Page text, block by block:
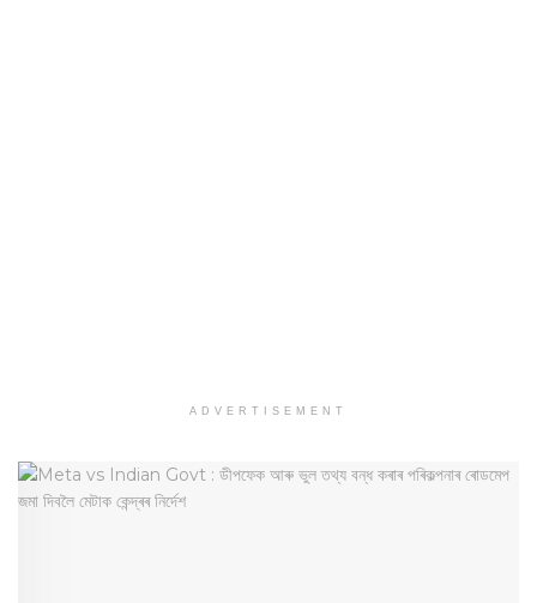
ADVERTISEMENT